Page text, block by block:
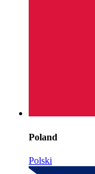
Poland
Polski